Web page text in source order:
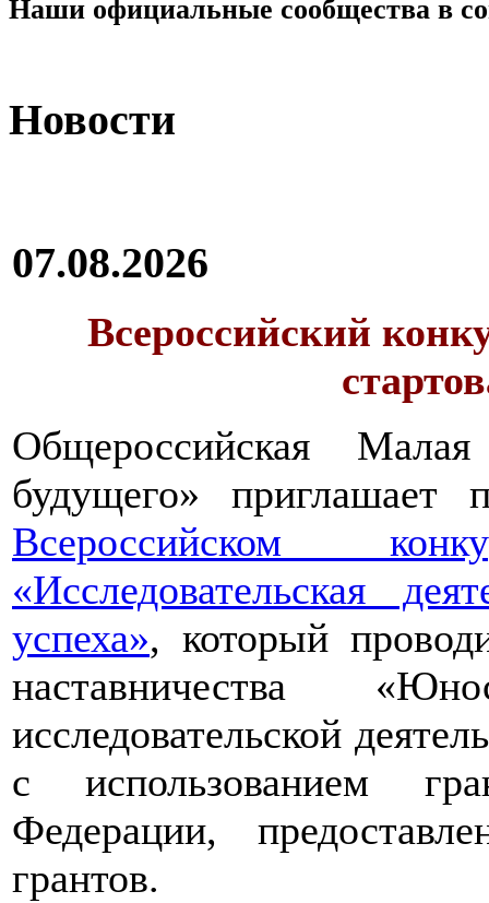
Наши официальные сообщества в
Новости
07.08.2026
Всероссийский
Общероссийская
будущего» приглашает
Всероссийском
«Исследовательская
успеха», который
наставничества
исследовательской
с использованием
Федерации,
грантов.